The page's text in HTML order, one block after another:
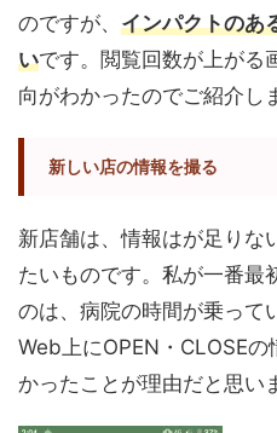
のですが、 インパクトのあ
いです。閲覧回数が上がる
向がわかったのでご紹介し
新しい店の情報を撮る
新店舗は、情報はが足りな
たいものです。私が一番最
のは、病院の時間が乗って
Web上にOPEN・CLOSE
かったことが理由だと思い